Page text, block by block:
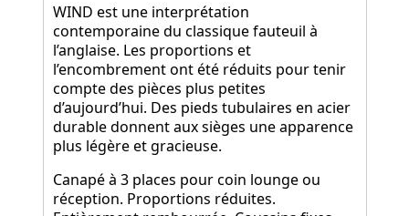
WIND est une interprétation
contemporaine du classique fauteuil à
l’anglaise. Les proportions et
l’encombrement ont été réduits pour tenir
compte des pièces plus petites
d’aujourd’hui. Des pieds tubulaires en acier
durable donnent aux sièges une apparence
plus légère et gracieuse.
Canapé à 3 places pour coin lounge ou
réception. Proportions réduites.